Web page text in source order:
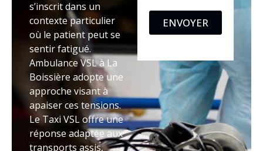
s’inscrit dans un
contexte particulier
où le patient peut se
sentir fatigué.
Ambulance VSL à La
Boissière adopte une
approche visant à
apaiser ces tensions.
Le Taxi VSL offre une
réponse adaptée aux
transports assis,
ENVOYER